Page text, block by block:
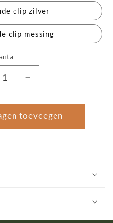
clip zilver
clip messing
AantalAantal
verhogen
voor
Soort
clip
toevoegen